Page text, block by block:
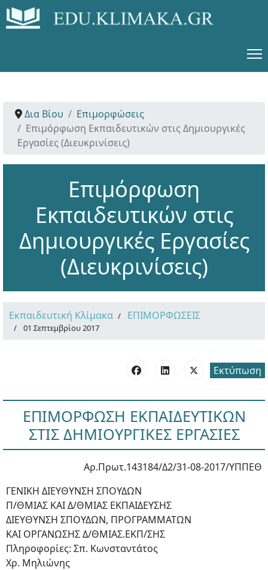
Δια Βίου
Επιμορφώσεις
Επιμόρφωση Εκπαιδευτικών στις Δημιουργικές
Εργασίες (Διευκρινίσεις)
Επιμόρφωση
Εκπαιδευτικών στις
Δημιουργικές Εργασίες
(Διευκρινίσεις)
Εκπαιδευτική Κλίμακα ΕΠΙΜΟΡΦΩΣΕΙΣ
01 Σεπτεμβρίου 2017
Εκτύπωση
ΕΠΙΜΟΡΦΩΣΗ ΕΚΠΑΙΔΕΥΤΙΚΩΝ
ΣΤΙΣ ΔΗΜΙΟΥΡΓΙΚΕΣ ΕΡΓΑΣΙΕΣ
Αρ.Πρωτ.143184/Δ2/31-08-2017/ΥΠΠΕΘ
ΓΕΝΙΚΗ ΔΙΕΥΘΥΝΣΗ ΣΠΟΥΔΩΝ
Π/ΘΜΙΑΣ ΚΑΙ Δ/ΘΜΙΑΣ ΕΚΠΑΙΔΕΥΣΗΣ
ΔΙΕΥΘΥΝΣΗ ΣΠΟΥΔΩΝ, ΠΡΟΓΡΑΜΜΑΤΩΝ
ΚΑΙ ΟΡΓΑΝΩΣΗΣ Δ/ΘΜΙΑΣ.ΕΚΠ/ΣΗΣ
Πληροφορίες: Σπ. Κωνσταντάτος
Χρ. Μηλιώνης